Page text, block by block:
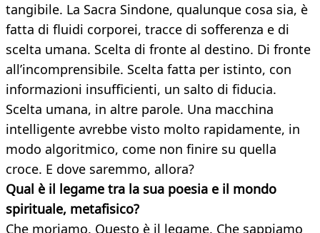
tangibile. La Sacra Sindone, qualunque cosa sia, è
fatta di fluidi corporei, tracce di sofferenza e di
scelta umana. Scelta di fronte al destino. Di fronte
all’incomprensibile. Scelta fatta per istinto, con
informazioni insufficienti, un salto di fiducia.
Scelta umana, in altre parole. Una macchina
intelligente avrebbe visto molto rapidamente, in
modo algoritmico, come non finire su quella
croce. E dove saremmo, allora?
Qual è il legame tra la sua poesia e il mondo
spirituale, metafisico?
Che moriamo. Questo è il legame. Che sappiamo